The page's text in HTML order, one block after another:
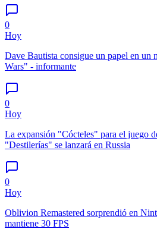
0
Hoy
Dave Bautista consigue un papel en un
Wars" - informante
0
Hoy
La expansión "Cócteles" para el juego
"Destilerías" se lanzará en Russia
0
Hoy
Oblivion Remastered sorprendió en
mantiene 30 FPS